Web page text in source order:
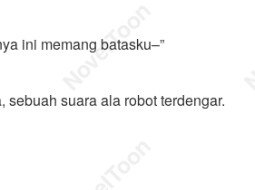
ini memang batasku–”
sebuah suara ala robot terdengar.